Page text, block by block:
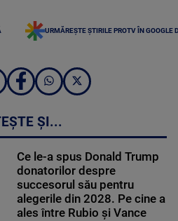
URMĂREȘTE ȘTIRILE PROTV ÎN GOOGLE
ȘI...
Ce le-a spus Donald Trump
donatorilor despre
succesorul său pentru
alegerile din 2028. Pe cine a
ales între Rubio și Vance